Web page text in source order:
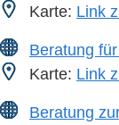
Karte: Link
Beratung
Karte: Link
Beratung